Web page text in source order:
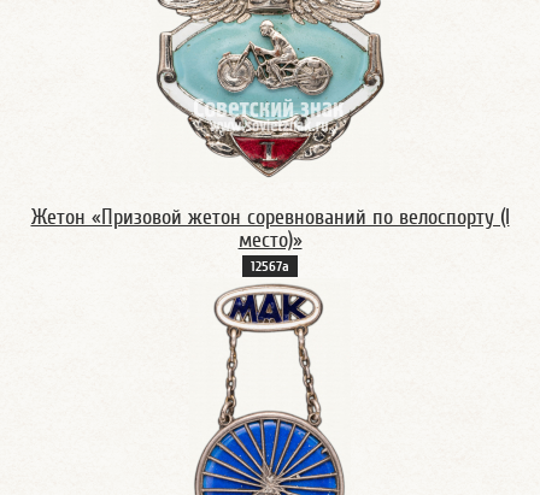
Жетон «Призовой жетон соревнований по велоспорту (I
место)»
12567а